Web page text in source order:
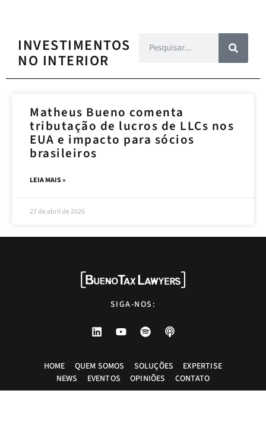
INVESTIMENTOS
NO INTERIOR
Matheus Bueno comenta
tributação de lucros de LLCs nos
EUA e impacto para sócios
brasileiros
LEIA MAIS »
27 de abril de 2026
SIGA-NOS:
HOME QUEM SOMOS SOLUÇÕES
EXPERTISE
NEWS
EVENTOS OPINIÕES CONTATO